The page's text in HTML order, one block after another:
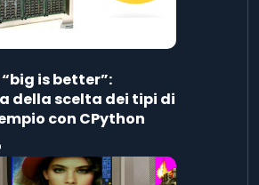
is better”:
della scelta dei tipi di
con CPython